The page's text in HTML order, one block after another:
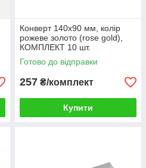
Конверт 140x90 мм, колір
рожеве золото (rose gold),
КОМПЛЕКТ 10 шт.
Готово до відправки
257 ₴/комплект
Купити